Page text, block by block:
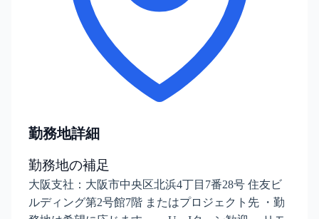
勤務地詳細
勤務地の補足
大阪支社：大阪市中央区北浜4丁目7番28号 住友ビ
ルディング第2号館7階 またはプロジェクト先 ・勤